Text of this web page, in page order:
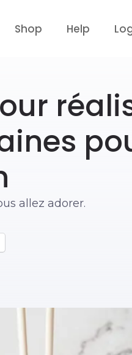
Shop Help
allez adorer.